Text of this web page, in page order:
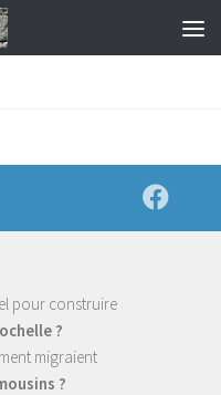
pour construire
?
migraient
?